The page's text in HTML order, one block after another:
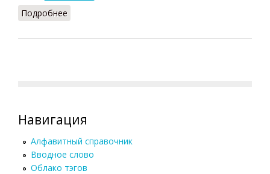
Подробнее
Навигация
Алфавитный справочник
Вводное слово
Облако тэгов